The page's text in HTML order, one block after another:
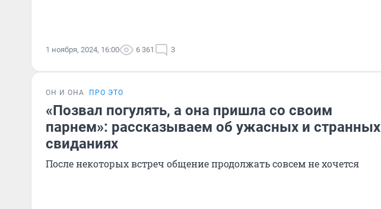
1 ноября, 2024, 16:00 6 361 3
ОН И ОНА ПРО ЭТО
«Позвал погулять, а она пришла со своим
парнем»: рассказываем об ужасных и странных
свиданиях
После некоторых встреч общение продолжать совсем не хочется